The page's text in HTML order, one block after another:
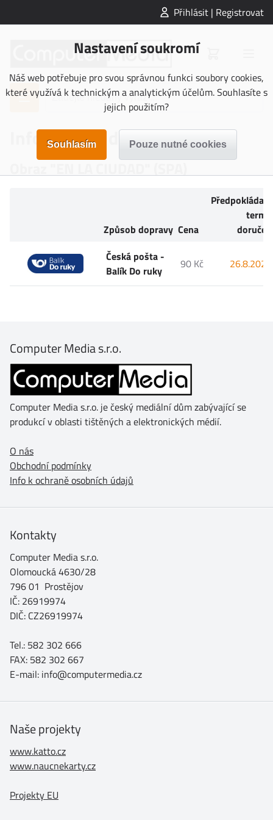
Přihlásit | Registrovat
Nastavení soukromí
Náš web potřebuje pro svou správnou funkci soubory cookies,
které využívá k technickým a analytickým účelům. Souhlasíte s
jejich použitím?
Informace o doručení
Způsob dopravy Cena
Česká pošta -
Balík Do ruky
90 Kč 26.8.2026
Computer Media s.r.o.
Computer Media s.r.o. je český mediální dům zabývající se
produkcí v oblasti tištěných a elektronických médií.
O nás
Obchodní podmínky
Info k ochraně osobních údajů
Kontakty
Computer Media s.r.o.
Olomoucká 4630/28
796 01 Prostějov
IČ: 26919974
DIČ: CZ26919974
Tel.: 582 302 666
FAX: 582 302 667
E-mail: info@computermedia.cz
Naše projekty
www.katto.cz
www.naucnekarty.cz
Projekty EU